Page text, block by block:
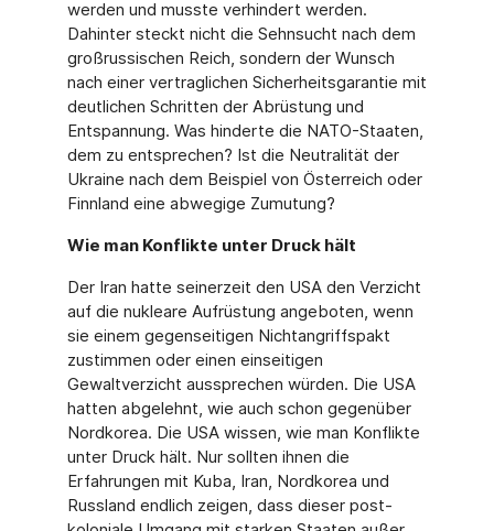
werden und musste verhindert werden.
Dahinter steckt nicht die Sehnsucht nach dem
großrussischen Reich, sondern der Wunsch
nach einer vertraglichen Sicherheitsgarantie mit
deutlichen Schritten der Abrüstung und
Entspannung. Was hinderte die NATO-Staaten,
dem zu entsprechen? Ist die Neutralität der
Ukraine nach dem Beispiel von Österreich oder
Finnland eine abwegige Zumutung?
Wie man Konflikte unter Druck hält
Der Iran hatte seinerzeit den USA den Verzicht
auf die nukleare Aufrüstung angeboten, wenn
sie einem gegenseitigen Nichtangriffspakt
zustimmen oder einen einseitigen
Gewaltverzicht aussprechen würden. Die USA
hatten abgelehnt, wie auch schon gegenüber
Nordkorea. Die USA wissen, wie man Konflikte
unter Druck hält. Nur sollten ihnen die
Erfahrungen mit Kuba, Iran, Nordkorea und
Russland endlich zeigen, dass dieser post-